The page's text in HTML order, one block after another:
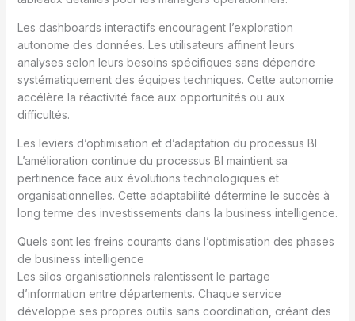
Les dashboards interactifs encouragent l’exploration
autonome des données. Les utilisateurs affinent leurs
analyses selon leurs besoins spécifiques sans dépendre
systématiquement des équipes techniques. Cette autonomie
accélère la réactivité face aux opportunités ou aux
difficultés.
Les leviers d’optimisation et d’adaptation du processus BI
L’amélioration continue du processus BI maintient sa
pertinence face aux évolutions technologiques et
organisationnelles. Cette adaptabilité détermine le succès à
long terme des investissements dans la business intelligence.
Quels sont les freins courants dans l’optimisation des phases
de business intelligence
Les silos organisationnels ralentissent le partage
d’information entre départements. Chaque service
développe ses propres outils sans coordination, créant des